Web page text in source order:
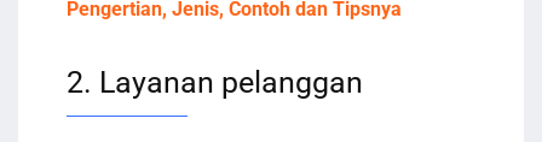
Pengertian, Jenis, Contoh dan Tipsnya
2. Layanan pelanggan